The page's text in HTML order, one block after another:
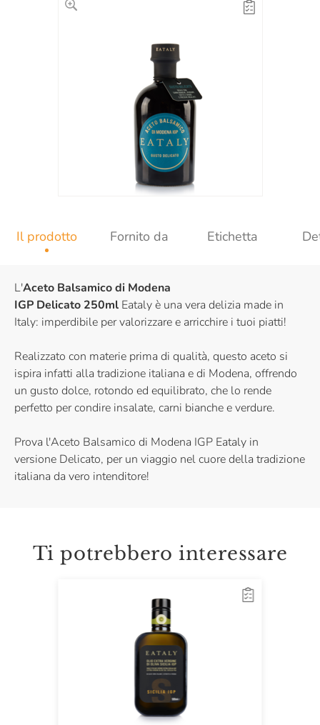
Il prodotto Fornito da Etichetta
L'Aceto Balsamico di Modena
IGP Delicato 250ml Eataly è una vera delizia made in
Italy: imperdibile per valorizzare e arricchire i tuoi piatti!
Realizzato con materie prima di qualità, questo aceto si
ispira infatti alla tradizione italiana e di Modena, offrendo
un gusto dolce, rotondo ed equilibrato, che lo rende
perfetto per condire insalate, carni bianche e verdure.
Prova l'Aceto Balsamico di Modena IGP Eataly in
versione Delicato, per un viaggio nel cuore della tradizione
italiana da vero intenditore!
Ti potrebbero interessare